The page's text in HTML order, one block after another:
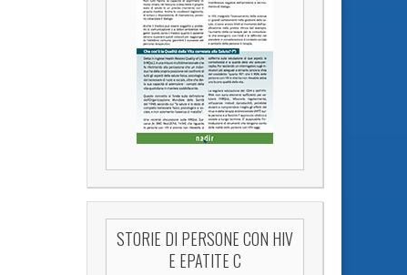
STORIE DI PERSONE CON HIV
E EPATITE C